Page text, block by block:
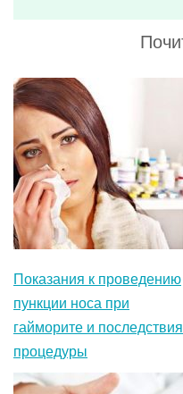
Показания к проведению
пункции носа при
гайморите и последствия
процедуры